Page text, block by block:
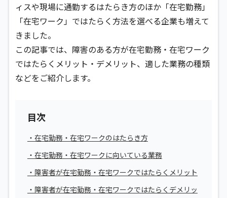
ィスや現場に通勤するはたらき方のほか「在宅勤務」
「在宅ワーク」ではたらく方法を選べる企業も増えて
きました。
この記事では、障害のある方が在宅勤務・在宅ワーク
ではたらくメリット・デメリット、適した業務の種類
などをご紹介します。
目次
・在宅勤務・在宅ワークのはたらき方
・在宅勤務・在宅ワークに向いている業務
・障害者が在宅勤務・在宅ワークではたらくメリット
・障害者が在宅勤務・在宅ワークではたらくデメリッ